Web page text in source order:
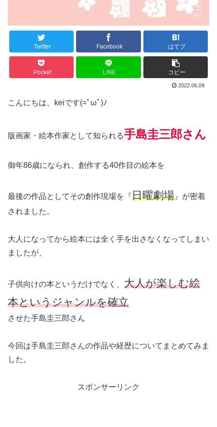
Twitter Facebook はてブ
Pocket LINE コピー
2022.06.09
こんにちは、keiです(=ﾟωﾟ)ﾉ
版画家・絵本作家として知られる手島圭三郎さん
御年86歳になられ、創作する40作目の絵本を
最後の作品としてその創作現場を『日曜劇場 』が密着
されました。
大人になってから絵本には全く手を出さなくなってしまい
ましたが、
子供向けの本というだけでなく、 大人が楽しむ絵
本というジャンルを確立
させた手島圭三郎さん
今回は手島圭三郎さんの作品や経歴についてまとめてみま
した。
スポンサーリンク